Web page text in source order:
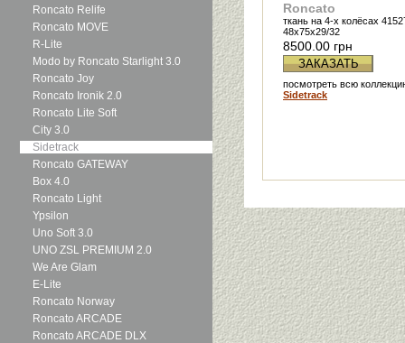
Roncato Relife
Roncato MOVE
R-Lite
Modo by Roncato Starlight 3.0
Roncato Joy
Roncato Ironik 2.0
Roncato Lite Soft
City 3.0
Sidetrack
Roncato GATEWAY
Box 4.0
Roncato Light
Ypsilon
Uno Soft 3.0
UNO ZSL PREMIUM 2.0
We Are Glam
E-Lite
Roncato Norway
Roncato ARCADE
Roncato ARCADE DLX
Roncato
ткань на 4-х колёсах
48x75x29/32
8500.00 грн
ЗАКАЗАТЬ
посмотреть всю
Sidetrack